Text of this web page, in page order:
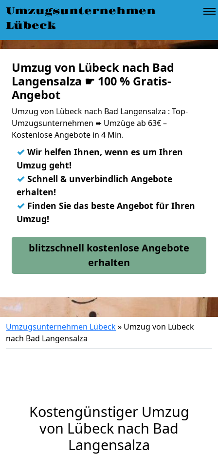
Umzugsunternehmen
Lübeck
Umzug von Lübeck nach Bad
Langensalza ☛ 100 % Gratis-
Angebot
Umzug von Lübeck nach Bad Langensalza : Top-
Umzugsunternehmen ➨ Umzüge ab 63€ –
Kostenlose Angebote in 4 Min.
✓ Wir helfen Ihnen, wenn es um Ihren
Umzug geht!
✓ Schnell & unverbindlich Angebote
erhalten!
✓ Finden Sie das beste Angebot für Ihren
Umzug!
blitzschnell kostenlose Angebote
erhalten
Umzugsunternehmen Lübeck» Umzug von Lübeck
nach Bad Langensalza
Kostengünstiger Umzug
von Lübeck nach Bad
Langensalza